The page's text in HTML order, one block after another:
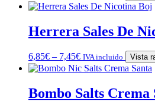
Herrera Sales De
6,85€ – 7,45€ IVA incluido Vista
Bombo Salts Crema